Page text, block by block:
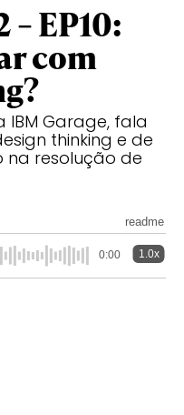
– EP10:
com
IBM Garage, fala
thinking e de
na resolução de
readme
0:00 1.0x